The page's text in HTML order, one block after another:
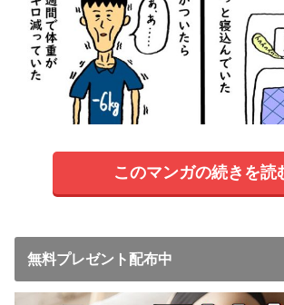
このマンガの続きを読
無料プレゼント配布中